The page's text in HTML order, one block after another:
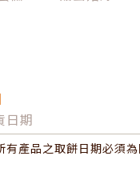
有產品之取餅日期必須